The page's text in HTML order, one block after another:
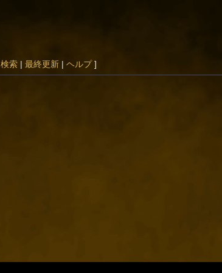
検索| 最終更新| ヘルプ]